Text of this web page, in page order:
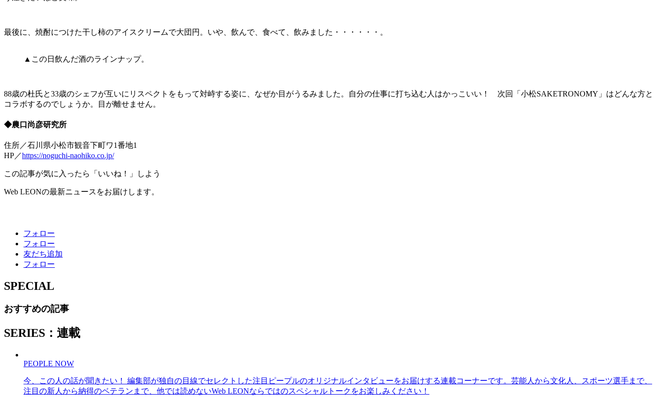
最後に、焼酎につけた干し柿のアイスクリームで大団円。いや、飲んで、食べて、飲みました・・・・・・。
▲この日飲んだ酒のラインナップ。
88歳の杜氏と33歳のシェフが互いにリスペクトをもって対峙する姿に、なぜか目がうるみました。自分の仕事に打ち込む人はかっこいい！ 次回「小松SAKETRONOMY」はどんな方と
コラボするのでしょうか。目が離せません。
◆農口尚彦研究所
住所／石川県小松市観音下町ワ1番地1
HP／https://noguchi-naohiko.co.jp/
この記事が気に入ったら「いいね！」しよう
Web LEONの最新ニュースをお届けします。
フォロー
フォロー
友だち追加
フォロー
SPECIAL
おすすめの記事
SERIES：連載
PEOPLE NOW
今、この人の話が聞きたい！ 編集部が独自の目線でセレクトした注目ピープルのオリジナルインタビューをお届けする連載コーナーです。芸能人から文化人、スポーツ選手まで、
注目の新人から納得のベテランまで、他では読めないWeb LEONならではのスペシャルトークをお楽しみください！